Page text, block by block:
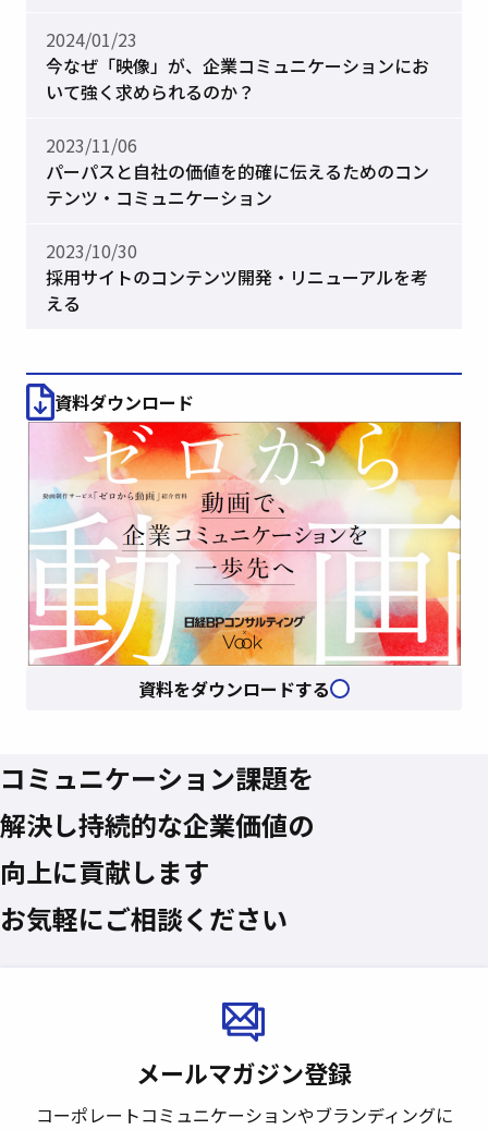
2024/01/23
今なぜ「映像」が、企業コミュニケーションにお
いて強く求められるのか？
2023/11/06
パーパスと自社の価値を的確に伝えるためのコン
テンツ・コミュニケーション
2023/10/30
採用サイトのコンテンツ開発・リニューアルを考
える
資料ダウンロード
資料をダウンロードする
コミュニケーション課題を
解決し持続的な企業価値の
向上に貢献します
お気軽にご相談ください
メールマガジン登録
コーポレートコミュニケーションやブランディングに